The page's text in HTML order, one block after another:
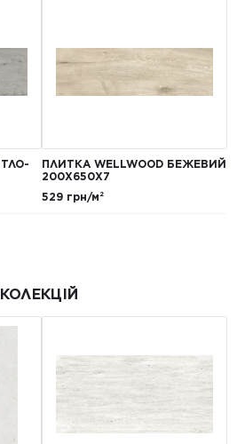
ПЛИТКА WELLWOOD БЕЖЕВИЙ
200X650X7
529 грн/м²